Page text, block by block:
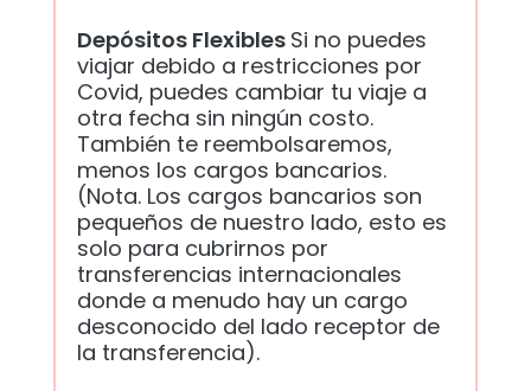
Depósitos Flexibles Si no puedes
viajar debido a restricciones por
Covid, puedes cambiar tu viaje a
otra fecha sin ningún costo.
También te reembolsaremos,
menos los cargos bancarios.
(Nota. Los cargos bancarios son
pequeños de nuestro lado, esto es
solo para cubrirnos por
transferencias internacionales
donde a menudo hay un cargo
desconocido del lado receptor de
la transferencia).